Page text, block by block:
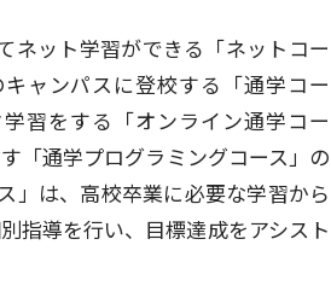
ネット学習ができる「ネットコー
ャンパスに登校する「通学コー
習をする「オンライン通学コー
「通学プログラミングコース」の
」は、高校卒業に必要な学習から
指導を行い、目標達成をアシスト